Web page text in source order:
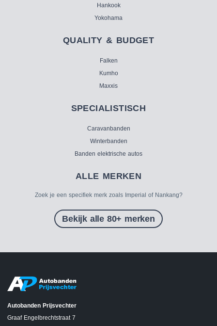
Hankook
Yokohama
QUALITY & BUDGET
Falken
Kumho
Maxxis
SPECIALISTISCH
Caravanbanden
Winterbanden
Banden elektrische autos
ALLE MERKEN
Zoek je een specifiek merk zoals Imperial of Nankang?
Bekijk alle 80+ merken
Autobanden Prijsvechter
Graaf Engelbrechtstraat 7